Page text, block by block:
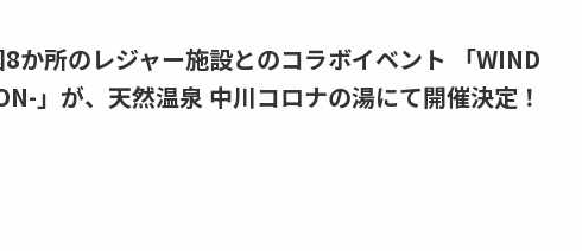
か所のレジャー施設とのコラボイベント 「WIND
」が、天然温泉 中川コロナの湯にて開催決定！